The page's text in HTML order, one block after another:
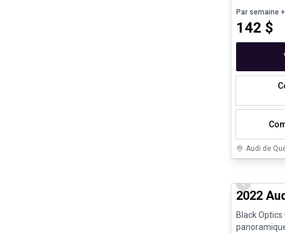
Par semaine
142 $
Audi de
Véhicules
Previous
2022
Black